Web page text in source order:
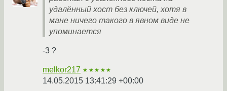
удалённый хост без ключей, хотя в
мане ничего такого в явном виде не
упоминается
-3 ?
melkor217 ★★★★★
14.05.2015 13:41:29 +00:00